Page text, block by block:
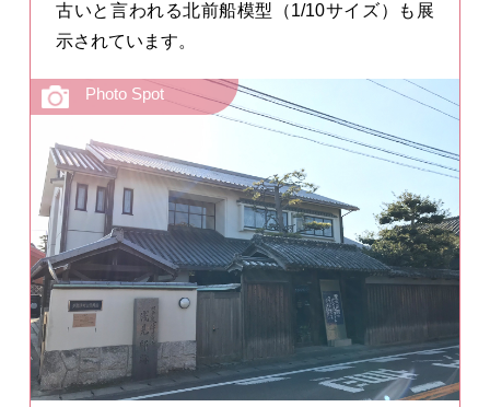
古いと言われる北前船模型（1/10サイズ）も展
示されています。